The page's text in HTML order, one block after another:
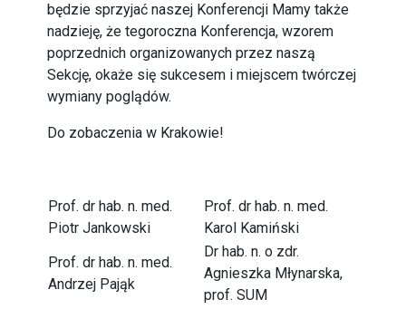
będzie sprzyjać naszej Konferencji Mamy także
nadzieję, że tegoroczna Konferencja, wzorem
poprzednich organizowanych przez naszą
Sekcję, okaże się sukcesem i miejscem twórczej
wymiany poglądów.
Do zobaczenia w Krakowie!
Prof. dr hab. n. med.
Piotr Jankowski
Prof. dr hab. n. med.
Karol Kamiński
Prof. dr hab. n. med.
Andrzej Pająk
Dr hab. n. o zdr.
Agnieszka Młynarska,
prof. SUM